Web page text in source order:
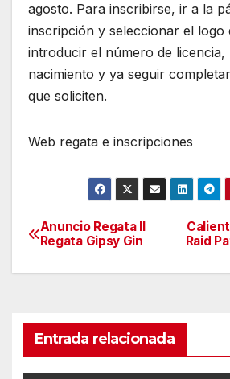
agosto. Para inscribirse, ir a la
inscripción y seleccionar el logo
introducir el número de licencia,
nacimiento y ya seguir
que soliciten.
Web regata e inscripciones
Navegación
de
Raid
Anuncio Regata II
Regata Gipsy Gin
Entrada relacionada